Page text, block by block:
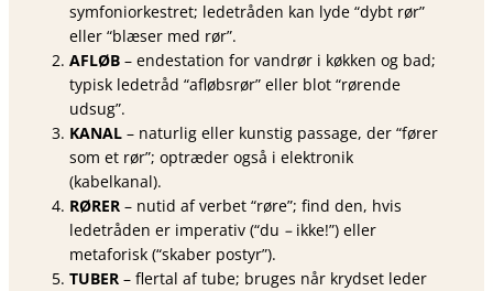
symfoniorkestret; ledetråden kan lyde “dybt rør”
eller “blæser med rør”.
AFLØB – endestation for vandrør i køkken og bad;
typisk ledetråd “afløbsrør” eller blot “rørende
udsug”.
KANAL – naturlig eller kunstig passage, der “fører
som et rør”; optræder også i elektronik
(kabelkanal).
RØRER – nutid af verbet “røre”; find den, hvis
ledetråden er imperativ (“du –ikke!”) eller
metaforisk (“skaber postyr”).
TUBER – flertal af tube; bruges når krydset leder